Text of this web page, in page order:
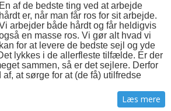
En af de bedste ting ved at arbejde
hårdt er, når man får ros for sit arbejde.
arbejder både hårdt og får heldigvis
en masse ros. Vi gør alt hvad vi
kan for at levere de bedste sejl og yde
lykkes i de allerfleste tilfælde. Er der
sammen, så er det sejlere. Derfor
at sørge for at (de få) utilfredse
Læs mere